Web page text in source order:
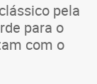
pela
para o
com o